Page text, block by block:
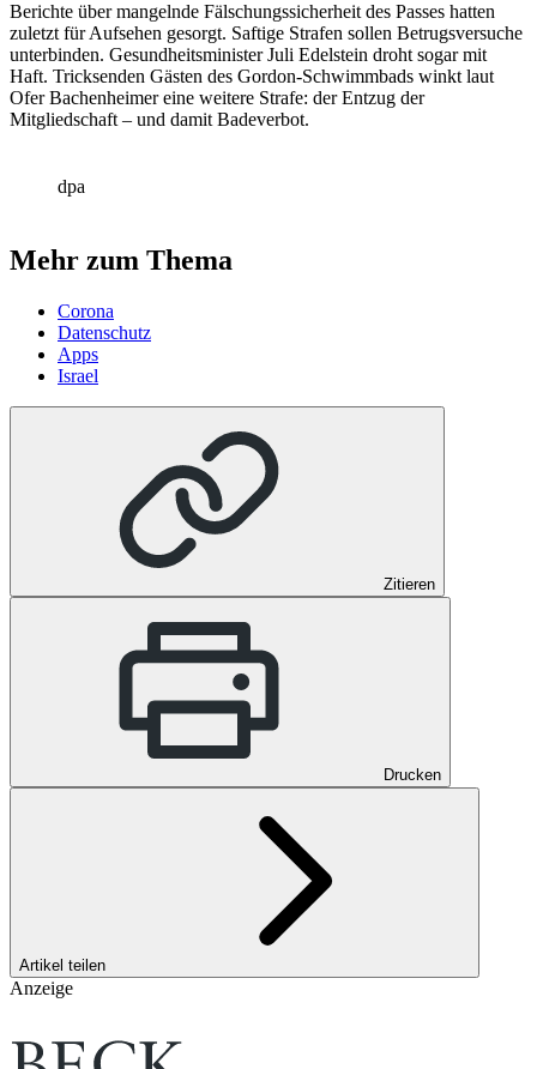
Berichte über mangelnde Fälschungssicherheit des Passes hatten
zuletzt für Aufsehen gesorgt. Saftige Strafen sollen Betrugsversuche
unterbinden. Gesundheitsminister Juli Edelstein droht sogar mit
Haft. Tricksenden Gästen des Gordon-Schwimmbads winkt laut
Ofer Bachenheimer eine weitere Strafe: der Entzug der
Mitgliedschaft – und damit Badeverbot.
dpa
Mehr zum Thema
Corona
Datenschutz
Apps
Israel
Zitieren
Drucken
Artikel teilen
Anzeige